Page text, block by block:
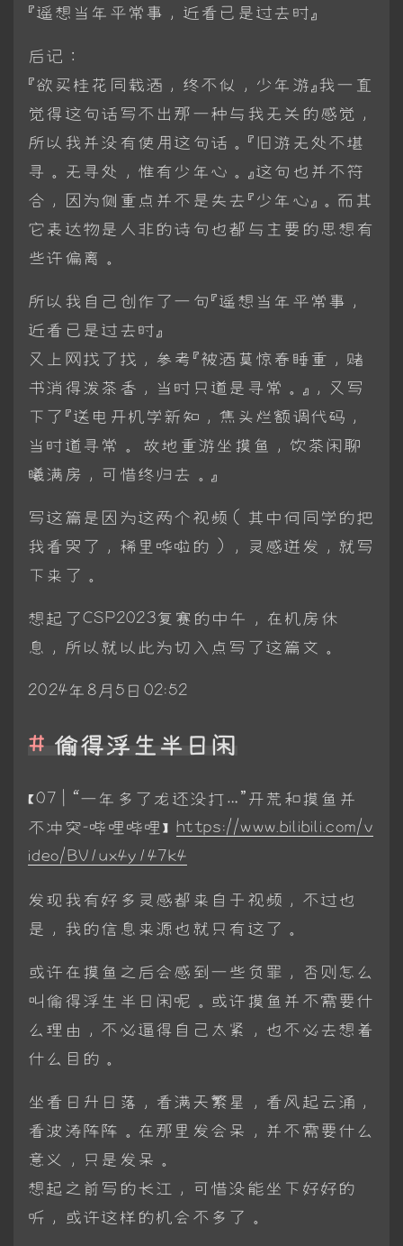
『遥想当年平常事，近看已是过去时』
后记：
『欲买桂花同载酒，终不似，少年游』我一直
觉得这句话写不出那一种与我无关的感觉，
所以我并没有使用这句话。『旧游无处不堪
寻。无寻处，惟有少年心。』这句也并不符
合，因为侧重点并不是失去『少年心』。而其
它表达物是人非的诗句也都与主要的思想有
些许偏离。
所以我自己创作了一句『遥想当年平常事，
近看已是过去时』
又上网找了找，参考『被酒莫惊春睡重，赌
书消得泼茶香，当时只道是寻常。』，又写
下了『送电开机学新知，焦头烂额调代码，
当时道寻常。 故地重游坐摸鱼，饮茶闲聊
曦满房，可惜终归去。』
写这篇是因为这两个视频（其中何同学的把
我看哭了，稀里哗啦的），灵感迸发，就写
下来了。
想起了CSP2023复赛的中午，在机房休
息，所以就以此为切入点写了这篇文。
2024年8月5日02:52
偷得浮生半日闲
【07 | “一年多了龙还没打…”开荒和摸鱼并
不冲突-哔哩哔哩】https://www.bilibili.com/v
ideo/BV1ux4y147k4
发现我有好多灵感都来自于视频，不过也
是，我的信息来源也就只有这了。
或许在摸鱼之后会感到一些负罪，否则怎么
叫偷得浮生半日闲呢。或许摸鱼并不需要什
么理由，不必逼得自己太紧，也不必去想着
什么目的。
坐看日升日落，看满天繁星，看风起云涌，
看波涛阵阵。在那里发会呆，并不需要什么
意义，只是发呆。
想起之前写的长江，可惜没能坐下好好的
听，或许这样的机会不多了。